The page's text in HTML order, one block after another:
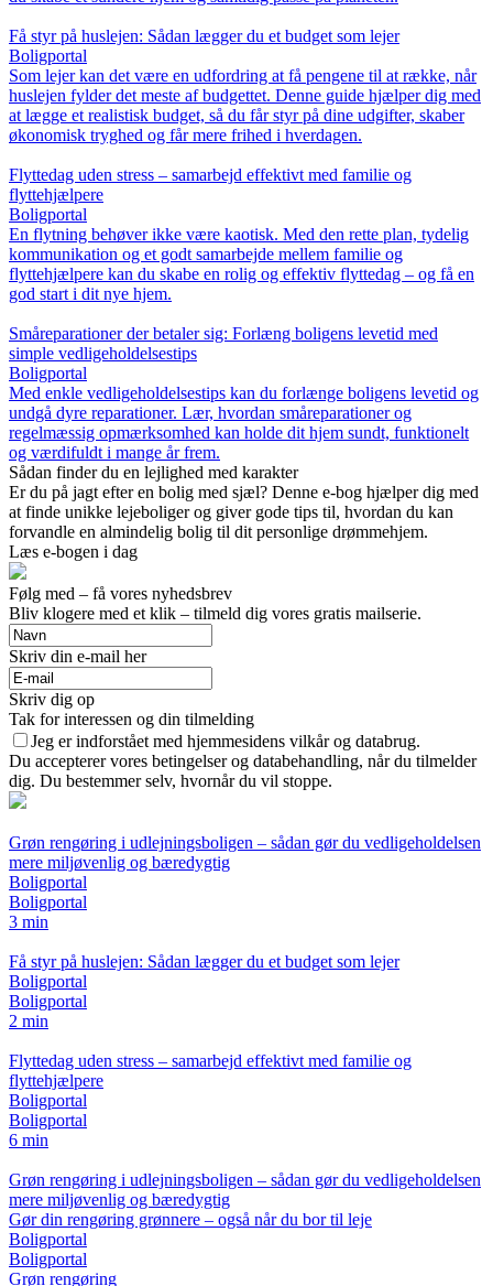
Få styr på huslejen: Sådan lægger du et budget som lejer
Boligportal
Som lejer kan det være en udfordring at få pengene til at række, når
huslejen fylder det meste af budgettet. Denne guide hjælper dig med
at lægge et realistisk budget, så du får styr på dine udgifter, skaber
økonomisk tryghed og får mere frihed i hverdagen.
Flyttedag uden stress – samarbejd effektivt med familie og
flyttehjælpere
Boligportal
En flytning behøver ikke være kaotisk. Med den rette plan, tydelig
kommunikation og et godt samarbejde mellem familie og
flyttehjælpere kan du skabe en rolig og effektiv flyttedag – og få en
god start i dit nye hjem.
Småreparationer der betaler sig: Forlæng boligens levetid med
simple vedligeholdelsestips
Boligportal
Med enkle vedligeholdelsestips kan du forlænge boligens levetid og
undgå dyre reparationer. Lær, hvordan småreparationer og
regelmæssig opmærksomhed kan holde dit hjem sundt, funktionelt
og værdifuldt i mange år frem.
Sådan finder du en lejlighed med karakter
Er du på jagt efter en bolig med sjæl? Denne e-bog hjælper dig med
at finde unikke lejeboliger og giver gode tips til, hvordan du kan
forvandle en almindelig bolig til dit personlige drømmehjem.
Læs e-bogen i dag
Følg med – få vores nyhedsbrev
Bliv klogere med et klik – tilmeld dig vores gratis mailserie.
Skriv din e-mail her
Skriv dig op
Tak for interessen og din tilmelding
Jeg er indforstået med hjemmesidens vilkår og databrug.
Du accepterer vores betingelser og databehandling, når du tilmelder
dig. Du bestemmer selv, hvornår du vil stoppe.
Grøn rengøring i udlejningsboligen – sådan gør du vedligeholdelsen
mere miljøvenlig og bæredygtig
Boligportal
Boligportal
3 min
Få styr på huslejen: Sådan lægger du et budget som lejer
Boligportal
Boligportal
2 min
Flyttedag uden stress – samarbejd effektivt med familie og
flyttehjælpere
Boligportal
Boligportal
6 min
Grøn rengøring i udlejningsboligen – sådan gør du vedligeholdelsen
mere miljøvenlig og bæredygtig
Gør din rengøring grønnere – også når du bor til leje
Boligportal
Boligportal
Grøn rengøring